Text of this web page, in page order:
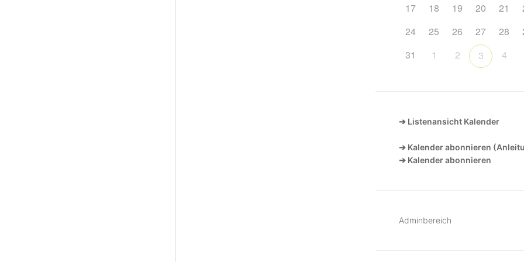
17
18 19 20 21
24
25 26 27 28
31
1 2 3 4
➔ Listenansicht Kalender
➔ Kalender abonnieren
➔ Kalender abonnieren
Adminbereich